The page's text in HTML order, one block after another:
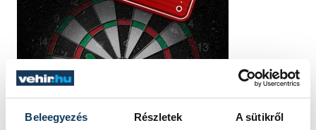
Beleegyezés Részletek A sütikről